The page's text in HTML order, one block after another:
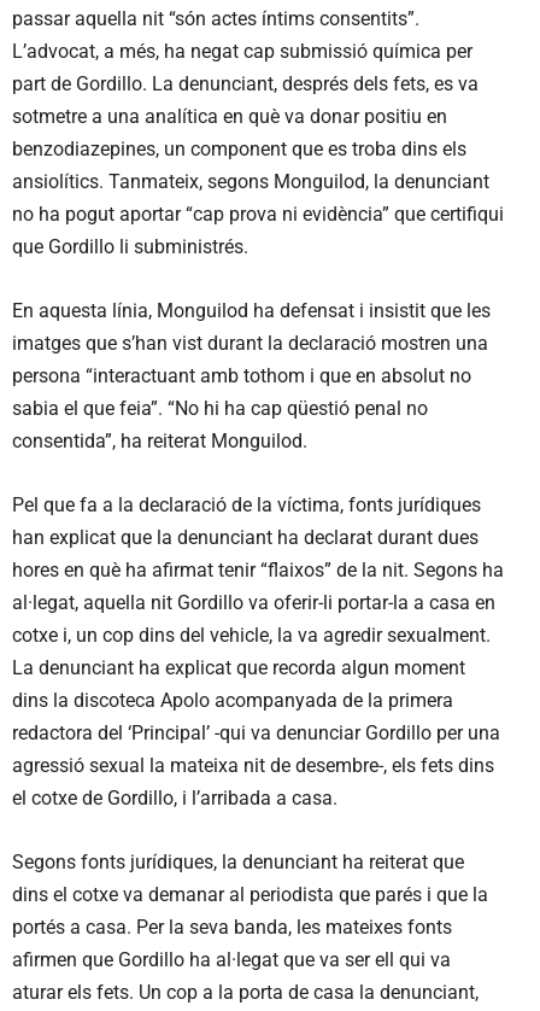
passar aquella nit “són actes íntims consentits”.
L’advocat, a més, ha negat cap submissió química per
part de Gordillo. La denunciant, després dels fets, es va
sotmetre a una analítica en què va donar positiu en
benzodiazepines, un component que es troba dins els
ansiolítics. Tanmateix, segons Monguilod, la denunciant
no ha pogut aportar “cap prova ni evidència” que certifiqui
que Gordillo li subministrés.
En aquesta línia, Monguilod ha defensat i insistit que les
imatges que s’han vist durant la declaració mostren una
persona “interactuant amb tothom i que en absolut no
sabia el que feia”. “No hi ha cap qüestió penal no
consentida”, ha reiterat Monguilod.
Pel que fa a la declaració de la víctima, fonts jurídiques
han explicat que la denunciant ha declarat durant dues
hores en què ha afirmat tenir “flaixos” de la nit. Segons ha
al·legat, aquella nit Gordillo va oferir-li portar-la a casa en
cotxe i, un cop dins del vehicle, la va agredir sexualment.
La denunciant ha explicat que recorda algun moment
dins la discoteca Apolo acompanyada de la primera
redactora del ‘Principal’ -qui va denunciar Gordillo per una
agressió sexual la mateixa nit de desembre-, els fets dins
el cotxe de Gordillo, i l’arribada a casa.
Segons fonts jurídiques, la denunciant ha reiterat que
dins el cotxe va demanar al periodista que parés i que la
portés a casa. Per la seva banda, les mateixes fonts
afirmen que Gordillo ha al·legat que va ser ell qui va
aturar els fets. Un cop a la porta de casa la denunciant,